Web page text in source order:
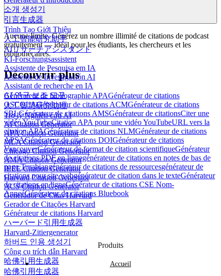
소개 생성기
引言生成器
Trình Tạo Giới Thiệu
人工智能研究助手
AIリサーチアシスタント
KI-Forschungsassistent
Assistente de Pesquisa em IA
Asistente de Investigación AI
Assistant de recherche en IA
AI 연구 보조 도구
人工智慧研究助理
Trợ lý Nghiên cứu AI
AI Citation Generator
APA Citation Generator
MLA Citation Generator
Chicago Citation Generator
AMA Citation Generator
IEEE Citation Generator
Harvard Citation Generator
ACS Citation Generator
Generador de Citas Harvard
Gerador de Citações Harvard
Générateur de citations Harvard
ハーバード引用生成器
Harvard-Zitiergenerator
하버드 인용 생성기
Công cụ trích dẫn Harvard
哈佛引用生成器
哈佛引用生成器
Aucune limite. Générez un nombre illimité de citations de podcast
gratuitement — idéal pour les étudiants, les chercheurs et les
bibliothécaires.
Découvrir plus
Générateur de bibliographie APAGénérateur de citations
OSCOLAGénérateur de citations ACMGénérateur de citations
SBLGénérateur de citations AMSGénérateur de citationsCiter une
vidéo YouTubeCitation APA pour une vidéo YouTubeURL vers la
citation APAGénérateur de citations NLMGénérateur de citations
APSAGénérateur de citations DOIGénérateur de citations
VancouverGénérateur de format de citation scientifiqueGénérateur
de citations PDF en lignegénérateur de citations en notes de bas de
page Turabiangénérateur de citations de ressourcesgénérateur de
citations pour site webgénérateur de citation dans le texteGénérateur
de citations en ligneGénérateur de citations CSE Nom-
AnneéGénérateur de citations Bluebook
Produits
Accueil